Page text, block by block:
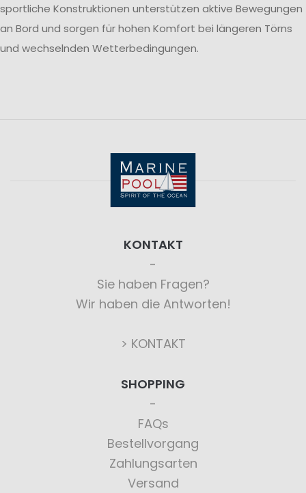
sportliche Konstruktionen unterstützen aktive Bewegungen
an Bord und sorgen für hohen Komfort bei längeren Törns
und wechselnden Wetterbedingungen.
KONTAKT
Sie haben Fragen?
Wir haben die Antworten!
> KONTAKT
SHOPPING
FAQs
Bestellvorgang
Zahlungsarten
Versand